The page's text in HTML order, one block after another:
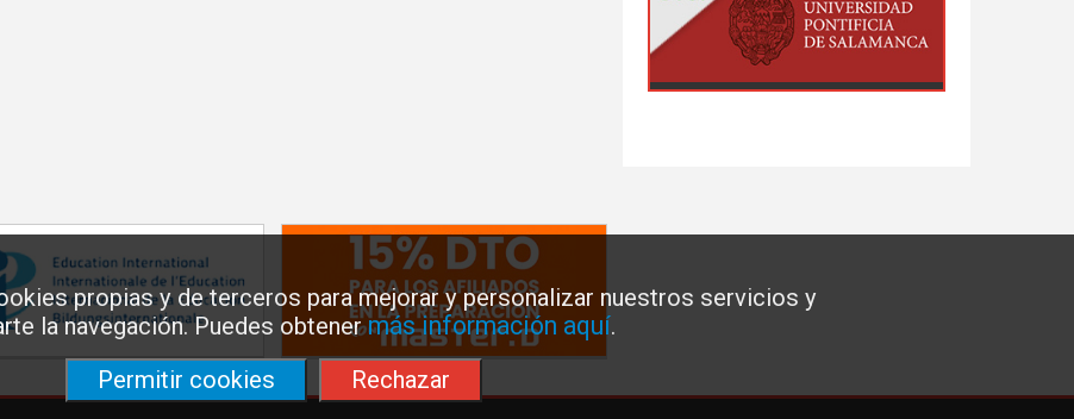
propias y de terceros para mejorar y personalizar nuestros servicios y
la navegación. Puedes obtenermás información aquí.
Permitir cookies
Rechazar